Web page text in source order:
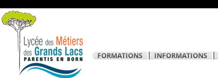
FORMATIONS INFORMATIONS